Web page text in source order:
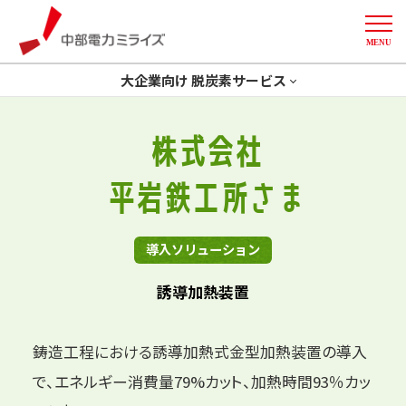
中部電力ミライズ
MENU
大企業向け 脱炭素サービス
GXコンサルティング
開発一体型ソリューション
創エネ
Green化
More
削減計画策定
デマンドレスポンス
株式会社
平岩鉄工所さま
導入ソリューション
誘導加熱装置
鋳造工程における誘導加熱式金型加熱装置の導入
で、エネルギー消費量79%カット、加熱時間93％カッ